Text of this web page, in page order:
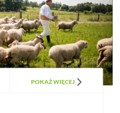
POKAŻ WIĘCEJ